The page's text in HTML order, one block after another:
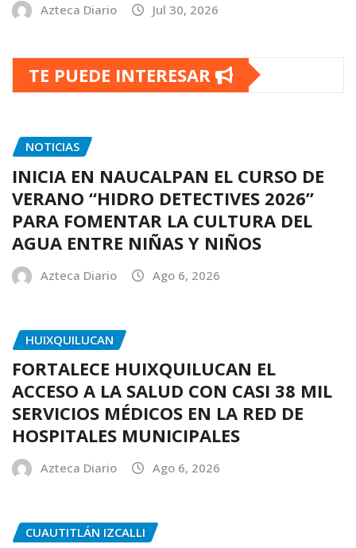
Azteca Diario Jul 30, 2026
TE PUEDE INTERESAR
NOTICIAS
INICIA EN NAUCALPAN EL CURSO DE
VERANO “HIDRO DETECTIVES 2026”
PARA FOMENTAR LA CULTURA DEL
AGUA ENTRE NIÑAS Y NIÑOS
Azteca Diario Ago 6, 2026
HUIXQUILUCAN
FORTALECE HUIXQUILUCAN EL
ACCESO A LA SALUD CON CASI 38 MIL
SERVICIOS MÉDICOS EN LA RED DE
HOSPITALES MUNICIPALES
Azteca Diario Ago 6, 2026
CUAUTITLÁN IZCALLI